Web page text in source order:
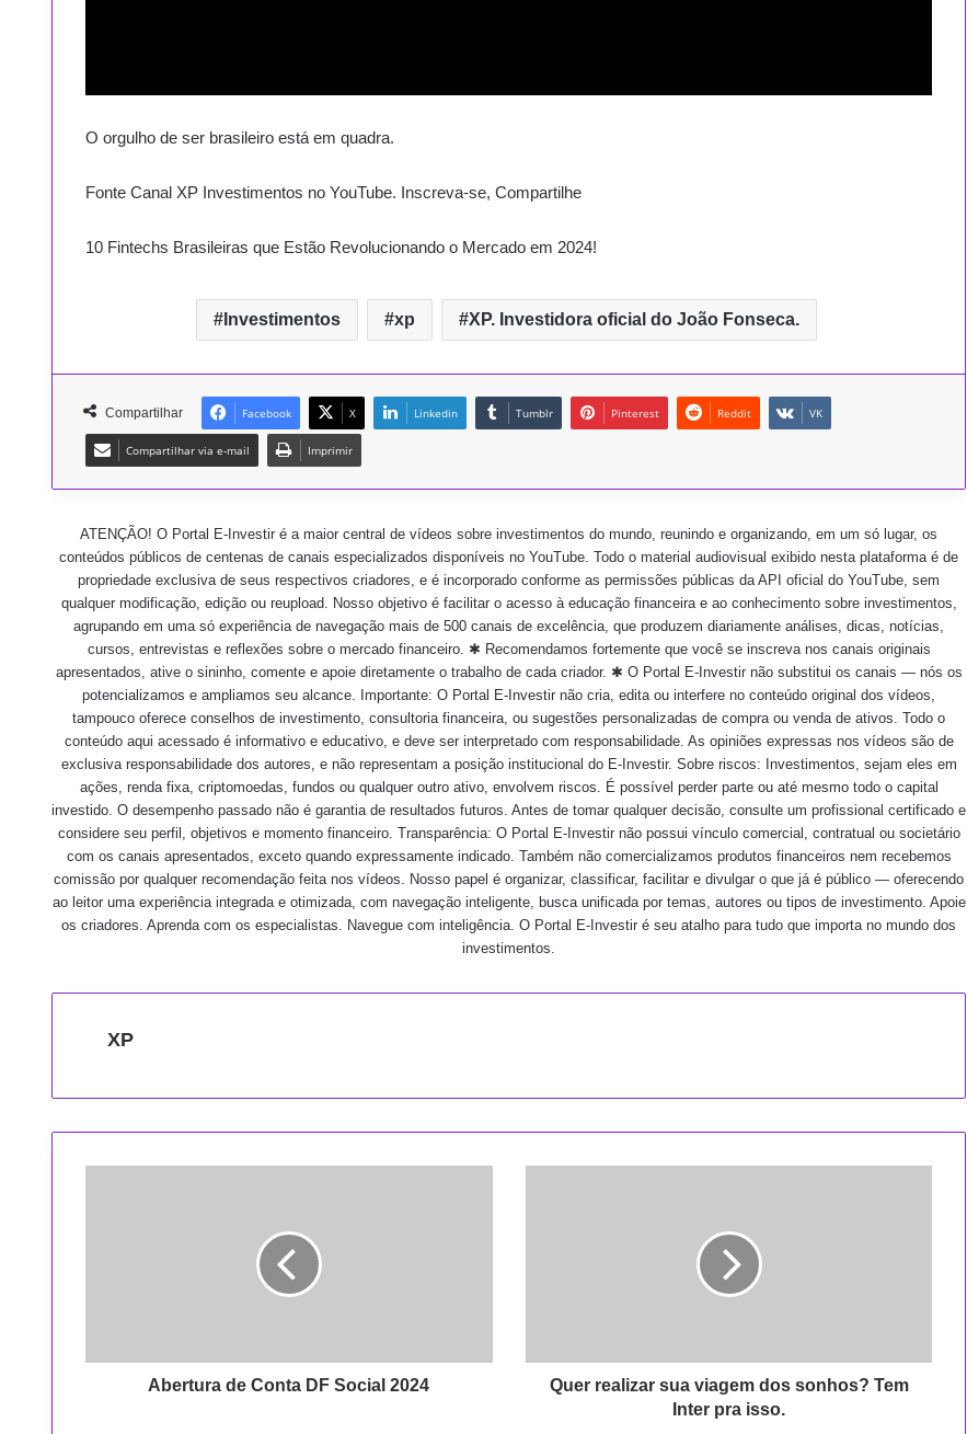
O orgulho de ser brasileiro está em quadra.
Fonte Canal XP Investimentos no YouTube. Inscreva-se, Compartilhe
10 Fintechs Brasileiras que Estão Revolucionando o Mercado em 2024!
Investimentos xp XP. Investidora oficial do João Fonseca.
Compartilhar Facebook X Linkedin Tumblr Pinterest Reddit VK
Compartilhar via e-mail Imprimir
ATENÇÃO! O Portal E-Investir é a maior central de vídeos sobre investimentos do mundo, reunindo e organizando, em um só lugar, os
conteúdos públicos de centenas de canais especializados disponíveis no YouTube. Todo o material audiovisual exibido nesta plataforma é de
propriedade exclusiva de seus respectivos criadores, e é incorporado conforme as permissões públicas da API oficial do YouTube, sem
qualquer modificação, edição ou reupload. Nosso objetivo é facilitar o acesso à educação financeira e ao conhecimento sobre investimentos,
agrupando em uma só experiência de navegação mais de 500 canais de excelência, que produzem diariamente análises, dicas, notícias,
cursos, entrevistas e reflexões sobre o mercado financeiro. ✱ Recomendamos fortemente que você se inscreva nos canais originais
apresentados, ative o sininho, comente e apoie diretamente o trabalho de cada criador. ✱ O Portal E-Investir não substitui os canais — nós os
potencializamos e ampliamos seu alcance. Importante: O Portal E-Investir não cria, edita ou interfere no conteúdo original dos vídeos,
tampouco oferece conselhos de investimento, consultoria financeira, ou sugestões personalizadas de compra ou venda de ativos. Todo o
conteúdo aqui acessado é informativo e educativo, e deve ser interpretado com responsabilidade. As opiniões expressas nos vídeos são de
exclusiva responsabilidade dos autores, e não representam a posição institucional do E-Investir. Sobre riscos: Investimentos, sejam eles em
ações, renda fixa, criptomoedas, fundos ou qualquer outro ativo, envolvem riscos. É possível perder parte ou até mesmo todo o capital
investido. O desempenho passado não é garantia de resultados futuros. Antes de tomar qualquer decisão, consulte um profissional certificado e
considere seu perfil, objetivos e momento financeiro. Transparência: O Portal E-Investir não possui vínculo comercial, contratual ou societário
com os canais apresentados, exceto quando expressamente indicado. Também não comercializamos produtos financeiros nem recebemos
comissão por qualquer recomendação feita nos vídeos. Nosso papel é organizar, classificar, facilitar e divulgar o que já é público — oferecendo
ao leitor uma experiência integrada e otimizada, com navegação inteligente, busca unificada por temas, autores ou tipos de investimento. Apoie
os criadores. Aprenda com os especialistas. Navegue com inteligência. O Portal E-Investir é seu atalho para tudo que importa no mundo dos
investimentos.
XP
d
Abertura de Conta DF Social 2024
i
Quer realizar sua viagem dos sonhos? Tem
Inter pra isso.